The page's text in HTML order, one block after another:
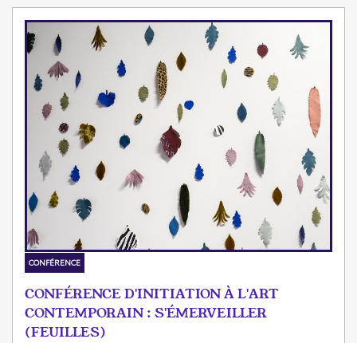
CONFÉRENCE
CONFÉRENCE D'INITIATION À L'ART
CONTEMPORAIN : S'ÉMERVEILLER
(FEUILLES)